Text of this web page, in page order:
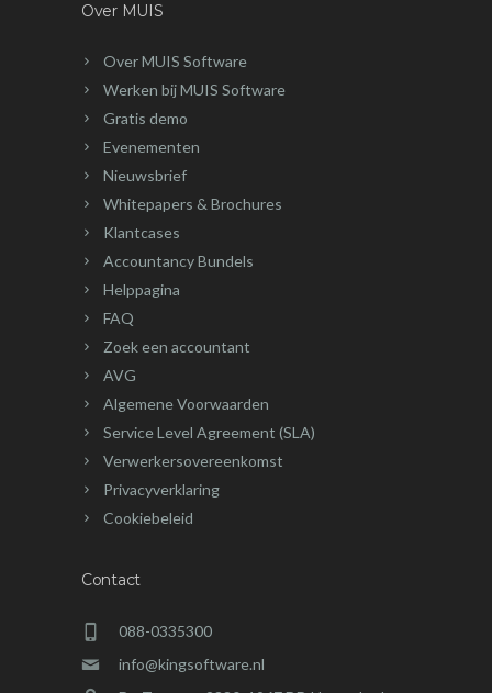
Over MUIS
Over MUIS Software
Werken bij MUIS Software
Gratis demo
Evenementen
Nieuwsbrief
Whitepapers & Brochures
Klantcases
Accountancy Bundels
Helppagina
FAQ
Zoek een accountant
AVG
Algemene Voorwaarden
Service Level Agreement (SLA)
Verwerkersovereenkomst
Privacyverklaring
Cookiebeleid
Contact
088-0335300
info@kingsoftware.nl